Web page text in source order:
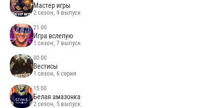
Мастер игры
2 сезон, 9 выпуск
21:00
Игра вслепую
1 сезон, 7 выпуск
00:00
Вестисы
1 сезон, 6 серия
15:00
Белая амазонка
2 сезон, 5 выпуск